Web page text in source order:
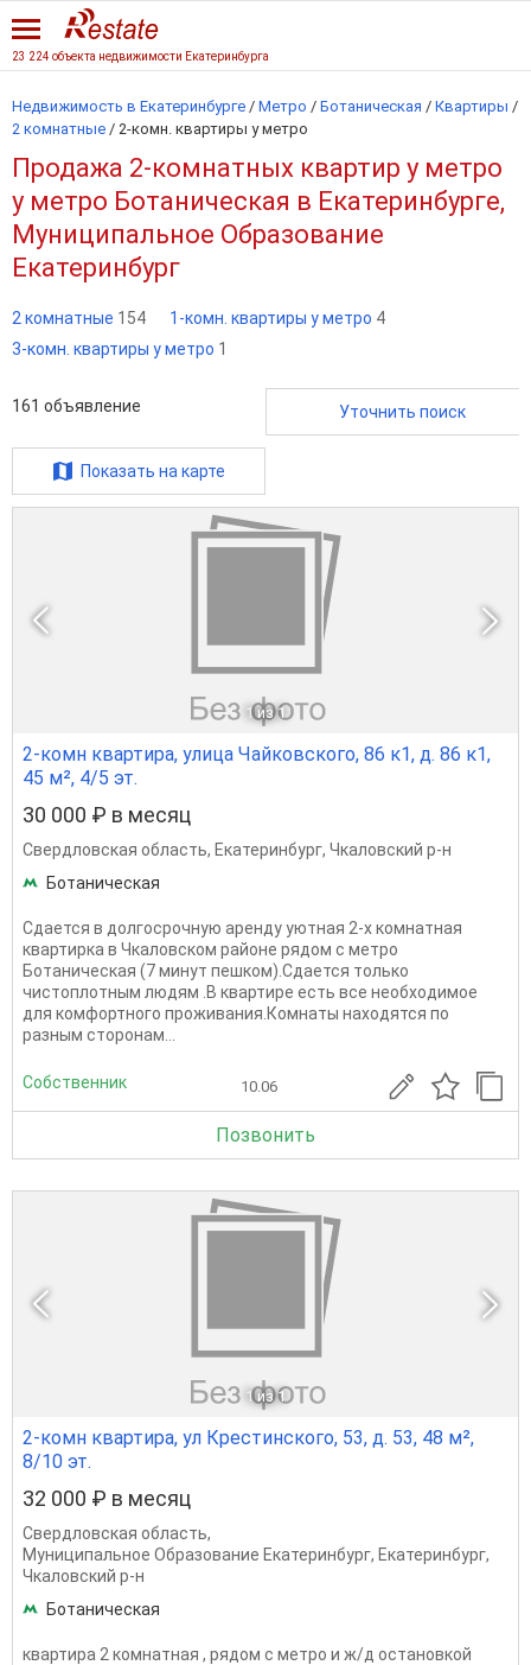
23 224 объекта недвижимости Екатеринбурга
Недвижимость в Екатеринбурге / Метро / Ботаническая / Квартиры /
2 комнатные / 2-комн. квартиры у метро
Продажа 2-комнатных квартир у метро
у метро Ботаническая в Екатеринбурге,
Муниципальное Образование
Екатеринбург
2 комнатные 154 1-комн. квартиры у метро 4
3-комн. квартиры у метро 1
161 объявление Уточнить поиск
Показать на карте
1 из 1
2-комн квартира, улица Чайковского, 86 к1, д. 86 к1,
45 м², 4/5 эт.
30 000 ₽ в месяц
Свердловская область, Екатеринбург, Чкаловский р-н
Ботаническая
Сдается в долгосрочную аренду уютная 2-х комнатная
квартирка в Чкаловском районе рядом с метро
Ботаническая (7 минут пешком).Сдается только
чистоплотным людям .В квартире есть все необходимое
для комфортного проживания.Комнаты находятся по
разным сторонам...
Собственник 10.06
Позвонить
1 из 1
2-комн квартира, ул Крестинского, 53, д. 53, 48 м²,
8/10 эт.
32 000 ₽ в месяц
Свердловская область,
Муниципальное Образование Екатеринбург, Екатеринбург,
Чкаловский р-н
Ботаническая
квартира 2 комнатная , рядом с метро и ж/д остановкой